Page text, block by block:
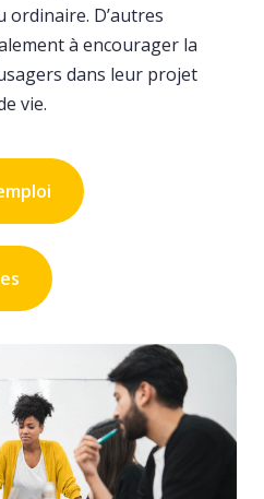
ordinaire. D’autres
à encourager la
dans leur projet
vie.